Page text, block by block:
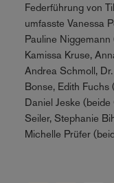
Federführung von
umfasste Vanessa
Pauline
Kamissa Kruse,
Andrea Schmoll,
Bonse, Edith Fuchs
Daniel Jeske
Seiler, Stephanie
Michelle Prüfer